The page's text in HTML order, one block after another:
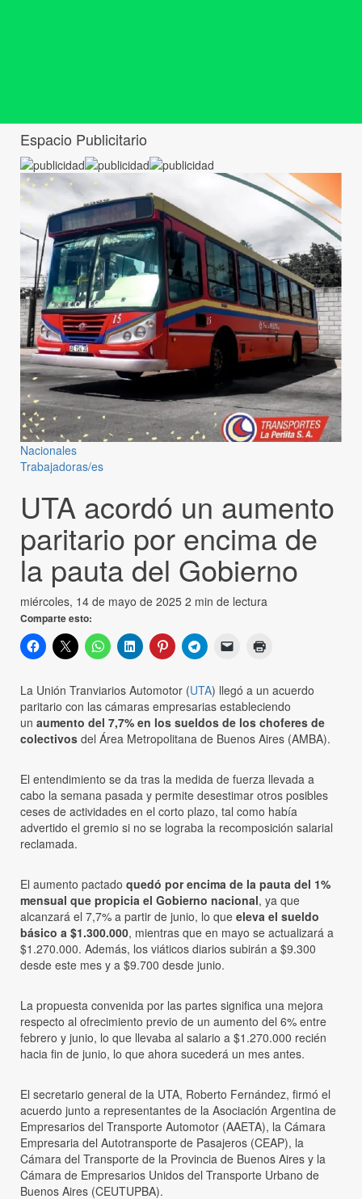
Espacio Publicitario
Nacionales
Trabajadoras/es
UTA acordó un aumento
paritario por encima de
la pauta del Gobierno
miércoles, 14 de mayo de 2025 2 min de lectura
Comparte esto:
La Unión Tranviarios Automotor (UTA) llegó a un acuerdo
paritario con las cámaras empresarias estableciendo
un aumento del 7,7% en los sueldos de los choferes de
colectivos del Área Metropolitana de Buenos Aires (AMBA).
El entendimiento se da tras la medida de fuerza llevada a
cabo la semana pasada y permite desestimar otros posibles
ceses de actividades en el corto plazo, tal como había
advertido el gremio si no se lograba la recomposición salarial
reclamada.
El aumento pactado quedó por encima de la pauta del 1%
mensual que propicia el Gobierno nacional, ya que
alcanzará el 7,7% a partir de junio, lo que eleva el sueldo
básico a $1.300.000, mientras que en mayo se actualizará a
$1.270.000. Además, los viáticos diarios subirán a $9.300
desde este mes y a $9.700 desde junio.
La propuesta convenida por las partes significa una mejora
respecto al ofrecimiento previo de un aumento del 6% entre
febrero y junio, lo que llevaba al salario a $1.270.000 recién
hacia fin de junio, lo que ahora sucederá un mes antes.
El secretario general de la UTA, Roberto Fernández, firmó el
acuerdo junto a representantes de la Asociación Argentina de
Empresarios del Transporte Automotor (AAETA), la Cámara
Empresaria del Autotransporte de Pasajeros (CEAP), la
Cámara del Transporte de la Provincia de Buenos Aires y la
Cámara de Empresarios Unidos del Transporte Urbano de
Buenos Aires (CEUTUPBA).